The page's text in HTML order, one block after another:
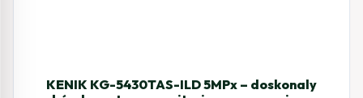
KENIK KG-5430TAS-ILD 5MPx – doskonaly